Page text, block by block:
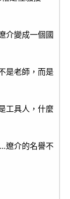
介變成一個國
是老師，而是
工具人，什麼
…遼介的名譽不